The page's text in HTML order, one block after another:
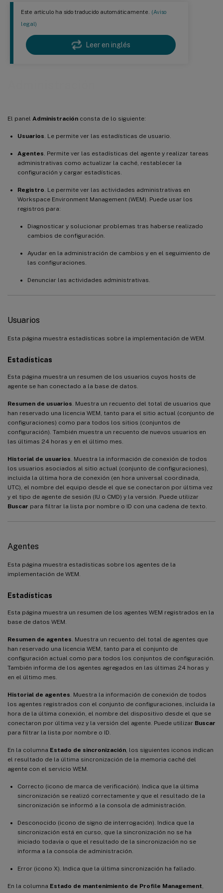
Este artículo ha sido traducido automáticamente. (Aviso
legal)
Leer en inglés
El panel Administración consta de lo siguiente:
Usuarios . Le permite ver las estadísticas de usuario.
Agentes . Permite ver las estadísticas del agente y realizar tareas
administrativas como actualizar la caché, restablecer la
configuración y cargar estadísticas.
Registro . Le permite ver las actividades administrativas en
Workspace Environment Management (WEM). Puede usar los
registros para:
Diagnosticar y solucionar problemas tras haberse realizado
cambios de configuración.
Ayudar en la administración de cambios y en el seguimiento de
las configuraciones.
Denunciar las actividades administrativas.
Usuarios
Esta página muestra estadísticas sobre la implementación de WEM.
Estadísticas
Esta página muestra un resumen de los usuarios cuyos hosts de
agente se han conectado a la base de datos.
Resumen de usuarios . Muestra un recuento del total de usuarios que
han reservado una licencia WEM, tanto para el sitio actual (conjunto de
configuraciones) como para todos los sitios (conjuntos de
configuración). También muestra un recuento de nuevos usuarios en
las últimas 24 horas y en el último mes.
Historial de usuarios . Muestra la información de conexión de todos
los usuarios asociados al sitio actual (conjunto de configuraciones),
incluida la última hora de conexión (en hora universal coordinada,
UTC), el nombre del equipo desde el que se conectaron por última vez
y el tipo de agente de sesión (IU o CMD) y la versión. Puede utilizar
Buscar para filtrar la lista por nombre o ID con una cadena de texto.
Agentes
Esta página muestra estadísticas sobre los agentes de la
implementación de WEM.
Estadísticas
Esta página muestra un resumen de los agentes WEM registrados en la
base de datos WEM.
Resumen de agentes . Muestra un recuento del total de agentes que
han reservado una licencia WEM, tanto para el conjunto de
configuración actual como para todos los conjuntos de configuración.
También informa de los agentes agregados en las últimas 24 horas y
en el último mes.
Historial de agentes . Muestra la información de conexión de todos
los agentes registrados con el conjunto de configuraciones, incluida la
hora de la última conexión, el nombre del dispositivo desde el que se
conectaron por última vez y la versión del agente. Puede utilizar Buscar
para filtrar la lista por nombre o ID.
En la columna Estado de sincronización , los siguientes iconos indican
el resultado de la última sincronización de la memoria caché del
agente con el servicio WEM.
Correcto (icono de marca de verificación). Indica que la última
sincronización se realizó correctamente y que el resultado de la
sincronización se informó a la consola de administración.
Desconocido (icono de signo de interrogación). Indica que la
sincronización está en curso, que la sincronización no se ha
iniciado todavía o que el resultado de la sincronización no se
informa a la consola de administración.
Error (icono X). Indica que la última sincronización ha fallado.
En la columna Estado de mantenimiento de Profile Management